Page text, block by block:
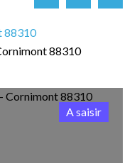
88310
88310
A saisir